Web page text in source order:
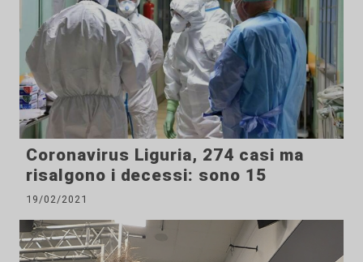
Coronavirus Liguria, 274 casi ma
risalgono i decessi: sono 15
19/02/2021